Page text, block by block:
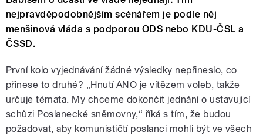
nejpravděpodobnějším scénářem je podle něj
menšinová vláda s podporou ODS nebo KDU-ČSL a
ČSSD.
První kolo vyjednávání žádné výsledky nepřineslo, co
přinese to druhé? „Hnutí ANO je vítězem voleb, takže
určuje témata. My chceme dokončit jednání o ustavující
schůzi Poslanecké sněmovny,“ říká s tím, že budou
požadovat, aby komunističtí poslanci mohli být ve všech